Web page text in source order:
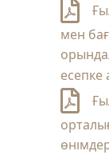
мен
есепке